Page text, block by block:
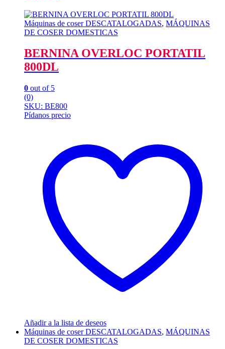
Máquinas de coser DESCATALOGADAS, MÁQUINAS
DE COSER DOMESTICAS
BERNINA OVERLOC PORTATIL
800DL
0 out of 5
(0)
SKU: BE800
Pídanos precio
Añadir a la lista de deseos
Máquinas de coser DESCATALOGADAS, MÁQUINAS
DE COSER DOMESTICAS